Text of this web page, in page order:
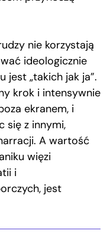
nie korzystają
ideologicznie
jest „takich jak ja”.
krok i intensywnie
ekranem, i
się z innymi,
A wartość
więzi
i
jest